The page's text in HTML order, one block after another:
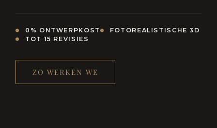
0% ONTWERPKOST
FOTOREALISTISCHE 3D
TOT 15 REVISIES
ZO WERKEN WE